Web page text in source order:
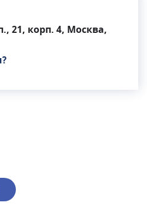
21, корп. 4, Москва,